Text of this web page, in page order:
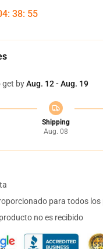
: 38: 54
get byAug. 12 - Aug. 19
Shipping
Aug. 08
para todos los
no es recibido